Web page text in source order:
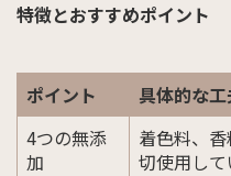
特徴とおすすめポイント
ポイント
具体的な
4つの無添
加
着色料、
切使用して